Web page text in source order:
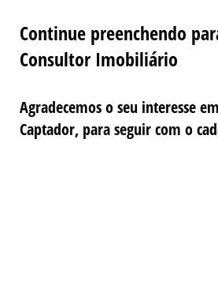
Continue preenchendo
Consultor Imobiliário
Agradecemos o seu interesse
Captador, para seguir com o